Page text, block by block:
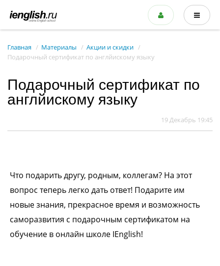
Главная Материалы
Акции и скидки
Подарочный сертификат по англйискому языку
Подарочный сертификат по
англйискому языку
19 Декабрь 19:45
Что подарить другу, родным, коллегам? На этот
вопрос теперь легко дать ответ! Подарите им
новые знания, прекрасное время и возможность
саморазвития с подарочным сертификатом на
обучение в онлайн школе IEnglish!